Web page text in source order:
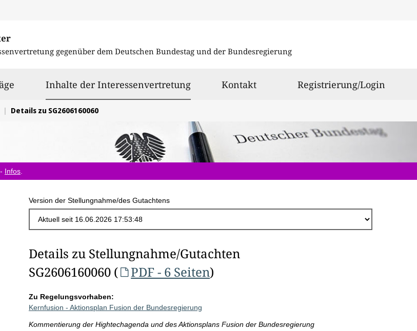
gegenüber dem Deutschen Bundestag und der Bundesregierung
Inhalte der Interessenvertretungausgewählt
Kontakt Registrierung/Login
Details zu SG2606160060
Infos
Version der Stellungnahme/des Gutachtens
Details zu Stellungnahme/Gutachten
SG2606160060 (
PDF - 6 Seiten)
Zu Regelungsvorhaben:
Kernfusion - Aktionsplan Fusion der Bundesregierung
Kommentierung der Hightechagenda und des Aktionsplans Fusion der Bundesregierung